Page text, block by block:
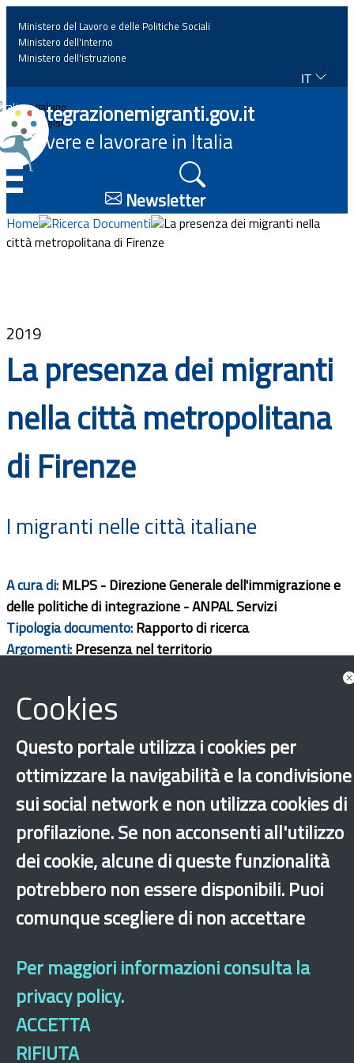
Home
News
Approfondimenti
Eventi
Progetti
Documenti
Bandi
Guide
Ministero del Lavoro e delle Politiche Sociali
Ministero dell'interno
Ministero dell'istruzione
IT
Italiano
English
Integrazionemigranti.gov.it
Vivere e lavorare in Italia
Newsletter
Home Ricerca Documenti
La presenza dei migranti nella
città metropolitana di Firenze
2019
La presenza dei migranti
nella città metropolitana
di Firenze
I migranti nelle città italiane
A cura di:MLPS - Direzione Generale dell'immigrazione e
delle politiche di integrazione - ANPAL Servizi
Tipologia documento:Rapporto di ricerca
Argomenti:Presenza nel territorio
Toscana
›×
Cookies
Questo portale utilizza i cookies per
ottimizzare la navigabilità e la condivisione
sui social network e non utilizza cookies di
profilazione. Se non acconsenti all'utilizzo
dei cookie, alcune di queste funzionalità
potrebbero non essere disponibili. Puoi
comunque scegliere di non accettare
Per maggiori informazioni consulta la
privacy policy.
ACCETTA
RIFIUTA